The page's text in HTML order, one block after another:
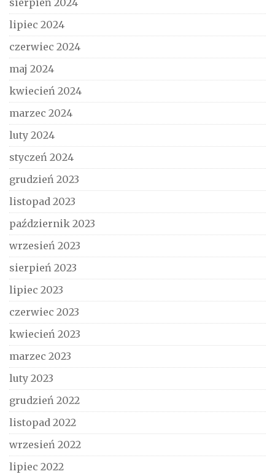
sierpień 2024
lipiec 2024
czerwiec 2024
maj 2024
kwiecień 2024
marzec 2024
luty 2024
styczeń 2024
grudzień 2023
listopad 2023
październik 2023
wrzesień 2023
sierpień 2023
lipiec 2023
czerwiec 2023
kwiecień 2023
marzec 2023
luty 2023
grudzień 2022
listopad 2022
wrzesień 2022
lipiec 2022